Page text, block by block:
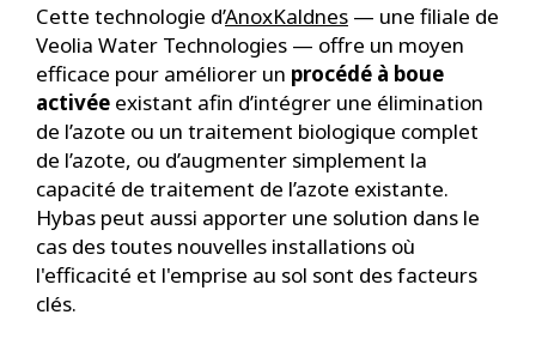
Cette technologie d’AnoxKaldnes — une filiale de
Veolia Water Technologies — offre un moyen
efficace pour améliorer un procédé à boue
activée existant afin d’intégrer une élimination
de l’azote ou un traitement biologique complet
de l’azote, ou d’augmenter simplement la
capacité de traitement de l’azote existante.
Hybas peut aussi apporter une solution dans le
cas des toutes nouvelles installations où
l'efficacité et l'emprise au sol sont des facteurs
clés.